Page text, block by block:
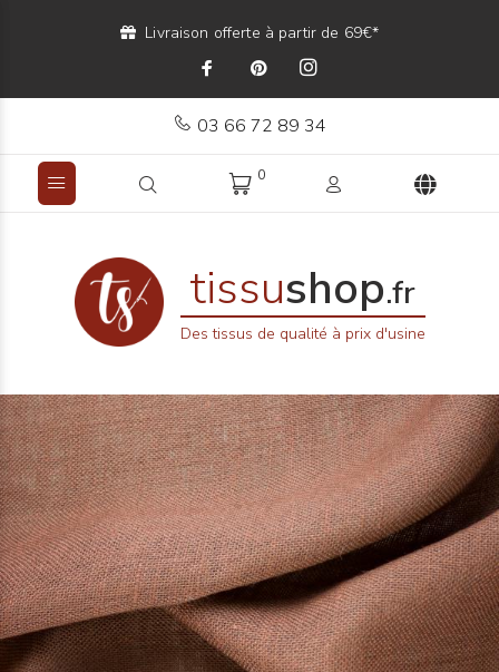
Livraison offerte à partir de 69€*
03 66 72 89 34
0
tissushop.fr
Des tissus de qualité à prix d'usine